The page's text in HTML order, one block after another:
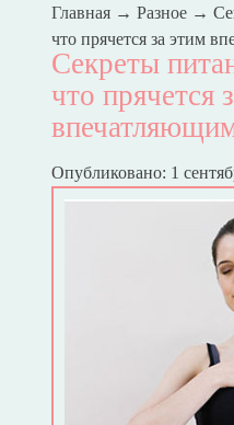
Главная→ Разное→
что прячется за этим
Секреты
что прячется
Опубликовано: 1